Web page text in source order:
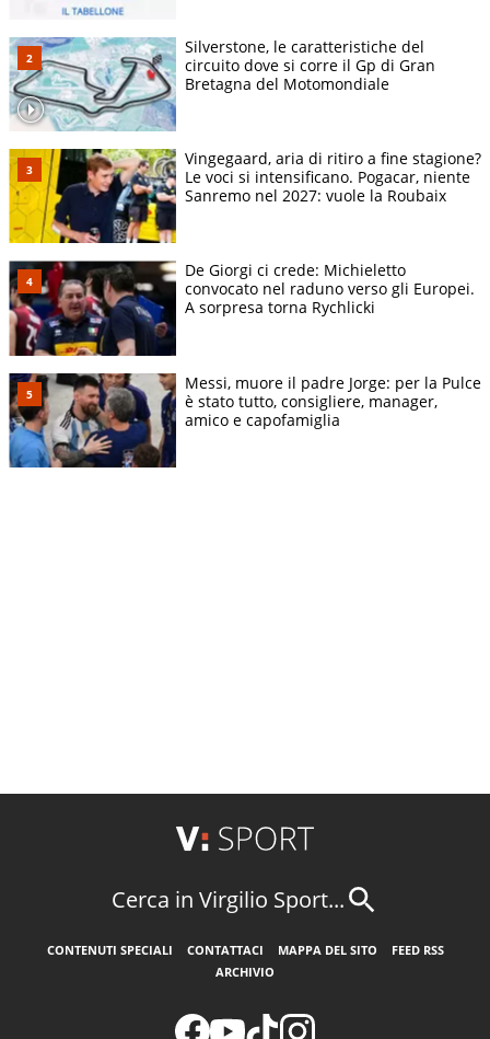
Silverstone, le caratteristiche del
circuito dove si corre il Gp di Gran
Bretagna del Motomondiale
Vingegaard, aria di ritiro a fine stagione?
Le voci si intensificano. Pogacar, niente
Sanremo nel 2027: vuole la Roubaix
De Giorgi ci crede: Michieletto
convocato nel raduno verso gli Europei.
A sorpresa torna Rychlicki
Messi, muore il padre Jorge: per la Pulce
è stato tutto, consigliere, manager,
amico e capofamiglia
Cerca in Virgilio Sport...
CONTENUTI SPECIALI CONTATTACI MAPPA DEL SITO
FEED RSS
ARCHIVIO